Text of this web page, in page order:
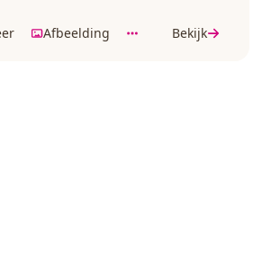
Afbeelding Bekijk